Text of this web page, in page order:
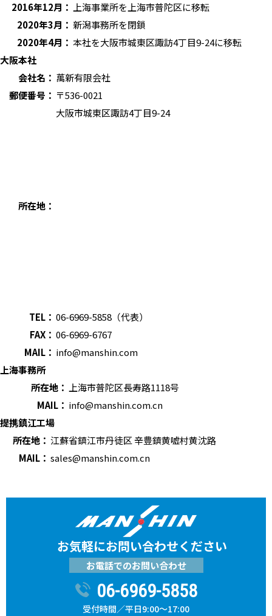
2016年12月：
上海事業所を上海市普陀区に移転
2020年3月： 新潟事務所を閉鎖
2020年4月： 本社を大阪市城東区諏訪4丁目9-24に移転
大阪本社
会社名： 萬新有限会社
郵便番号： 〒536-0021
所在地：
大阪市城東区諏訪4丁目9-24
TEL： 06-6969-5858（代表）
FAX： 06-6969-6767
MAIL： info@manshin.com
上海事務所
所在地：
上海市普陀区長寿路1118号
MAIL： info@manshin.com.cn
提携鎮江工場
所在地： 江蘇省鎮江市丹徒区 辛豊鎮黄嘘村黄沈路
MAIL： sales@manshin.com.cn
お気軽にお問い合わせください
お電話でのお問い合わせ
06-6969-5858
受付時間／平日9:00～17:00